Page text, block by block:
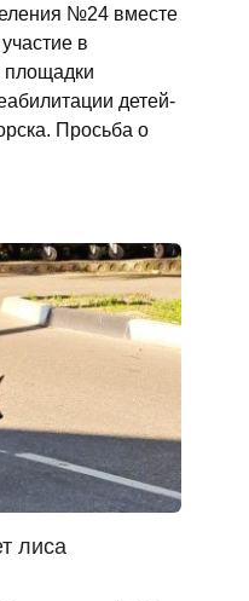
№24 вместе
в
площадки
детей-
Просьба о
лиса